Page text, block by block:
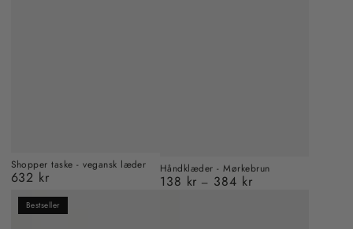
Shopper taske - vegansk læder
Almindelig
632 kr
Håndklæder - Mørkebrun
Almindelig
138 kr 384 kr
Bestseller